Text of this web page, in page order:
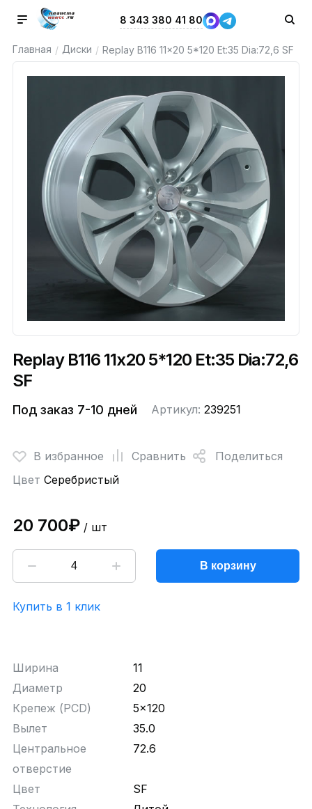
8 343 380 41 80
Главная / Диски / Replay B116 11x20 5*120 Et:35 Dia:72,6 SF
Replay B116 11x20 5*120 Et:35 Dia:72,6
SF
Под заказ 7-10 дней Артикул: 239251
В избранное Сравнить
Поделиться
Цвет Серебристый
20 700₽/ шт
В корзину
Купить в 1 клик
Ширина
11
Диаметр
20
Крепеж (PCD)
5x120
Вылет
35.0
Центральное
отверстие
72.6
Цвет
SF